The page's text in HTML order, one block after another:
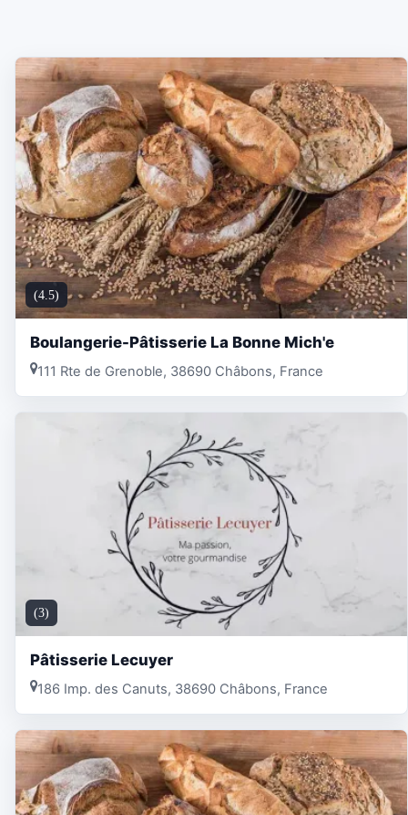
(4.5)
Boulangerie-Pâtisserie La Bonne Mich'e
111 Rte de Grenoble, 38690 Châbons, France
(3)
Pâtisserie Lecuyer
186 Imp. des Canuts, 38690 Châbons, France